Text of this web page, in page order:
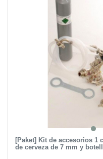
[Paket] Kit de accesorios 1
de cerveza de 7 mm y